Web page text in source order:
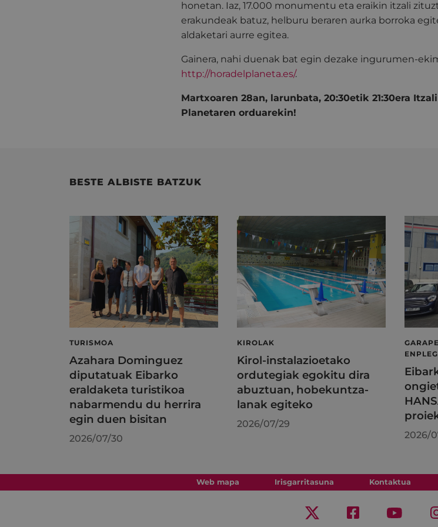
honetan. Iaz, 17.000 monumentu eta eraikin itzali
erakundeak batuz, helburu beraren aurka borroka
aldaketari aurre egitea.
Gainera, nahi duenak bat egin dezake ingurumen-
http://horadelplaneta.es/.
Martxoaren 28an, larunbata, 20:30etik 21:30era
Planetaren orduarekin!
BESTE ALBISTE BATZUK
TURISMOA
Azahara Dominguez
diputatuak Eibarko
eraldaketa turistikoa
nabarmendu du herrira
egin duen bisitan
2026/07/30
KIROLAK
Kirol-instalazioetako
ordutegiak egokitu dira
abuztuan, hobekuntza-
lanak egiteko
2026/07/29
2026/
Web mapa Irisgarritasuna Kontaktua